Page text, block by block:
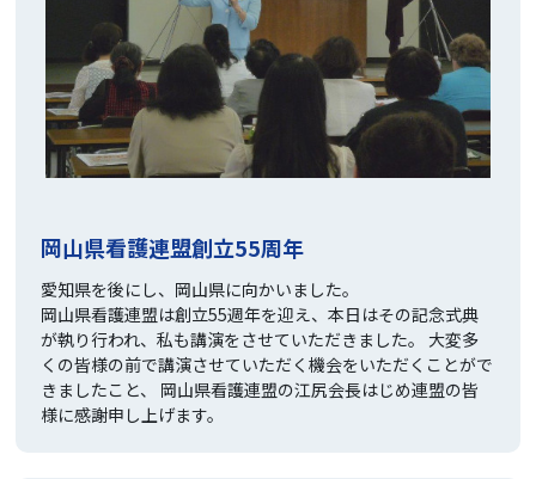
岡山県看護連盟創立55周年
愛知県を後にし、岡山県に向かいました。
岡山県看護連盟は創立55週年を迎え、本日はその記念式典
が執り行われ、私も講演をさせていただきました。 大変多
くの皆様の前で講演させていただく機会をいただくことがで
きましたこと、 岡山県看護連盟の江尻会長はじめ連盟の皆
様に感謝申し上げます。